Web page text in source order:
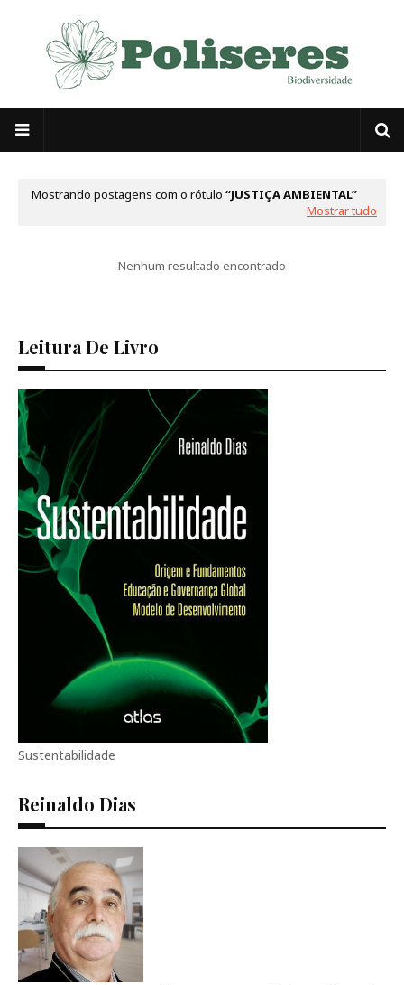
Mostrando postagens com o rótulo
JUSTIÇA AMBIENTAL
Mostrar tudo
Nenhum resultado encontrado
Leitura De Livro
Sustentabilidade
Reinaldo Dias